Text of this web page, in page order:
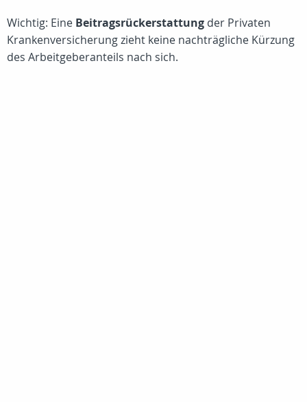
Wichtig: Eine Beitragsrückerstattung der Privaten
Krankenversicherung zieht keine nachträgliche Kürzung
des Arbeitgeberanteils nach sich.